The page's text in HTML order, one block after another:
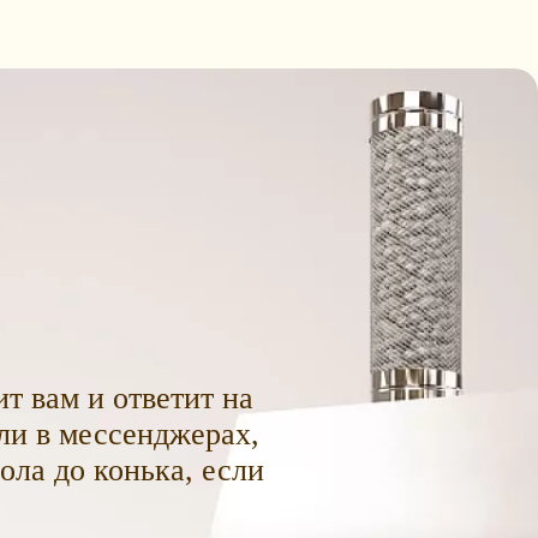
вам и ответит на
в мессенджерах,
до конька, если